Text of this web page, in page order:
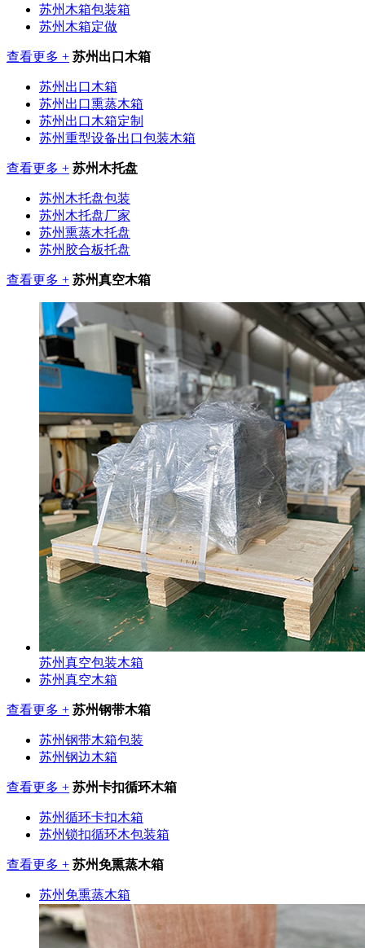
苏州木箱包装箱
苏州木箱定做
查看更多 + 苏州出口木箱
苏州出口木箱
苏州出口熏蒸木箱
苏州出口木箱定制
苏州重型设备出口包装木箱
查看更多 + 苏州木托盘
苏州木托盘包装
苏州木托盘厂家
苏州熏蒸木托盘
苏州胶合板托盘
查看更多 + 苏州真空木箱
苏州真空包装木箱
苏州真空木箱
查看更多 + 苏州钢带木箱
苏州钢带木箱包装
苏州钢边木箱
查看更多 + 苏州卡扣循环木箱
苏州循环卡扣木箱
苏州锁扣循环木包装箱
查看更多 + 苏州免熏蒸木箱
苏州免熏蒸木箱